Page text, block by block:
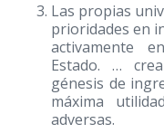
Las propias
prioridades en
activamente
Estado. …
génesis de
máxima
adversas.